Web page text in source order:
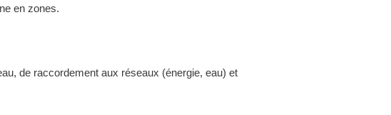
en zones.
de raccordement aux réseaux (énergie, eau) et